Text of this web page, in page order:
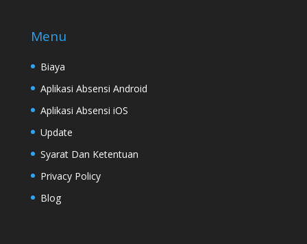
Menu
Biaya
Aplikasi Absensi Android
Aplikasi Absensi iOS
Update
Syarat Dan Ketentuan
Privacy Policy
Blog